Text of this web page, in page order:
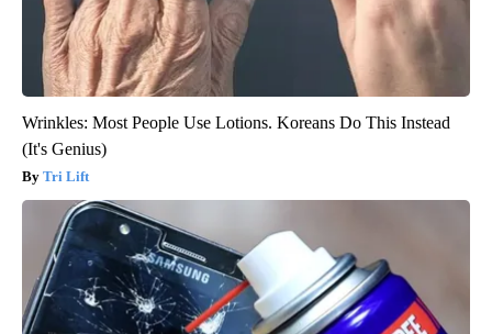
Wrinkles: Most People Use Lotions. Koreans Do This Instead
(It's Genius)
Tri Lift